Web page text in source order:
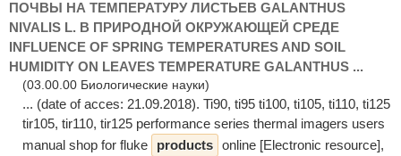
ПОЧВЫ НА ТЕМПЕРАТУРУ ЛИСТЬЕВ GALANTHUS
NIVALIS L. В ПРИРОДНОЙ ОКРУЖАЮЩЕЙ СРЕДЕ
INFLUENCE OF SPRING TEMPERATURES AND SOIL
HUMIDITY ON LEAVES TEMPERATURE GALANTHUS ...
(03.00.00 Биологические науки)
... (date of acces: 21.09.2018). Ti90, ti95 ti100, ti105, ti110, ti125
tir105, tir110, tir125 performance series thermal imagers users
manual shop for fluke
products online [Electronic resource],